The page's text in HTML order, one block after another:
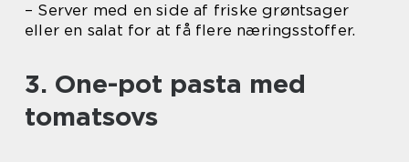
– Server med en side af friske grøntsager
eller en salat for at få flere næringsstoffer.
3. One-pot pasta med
tomatsovs